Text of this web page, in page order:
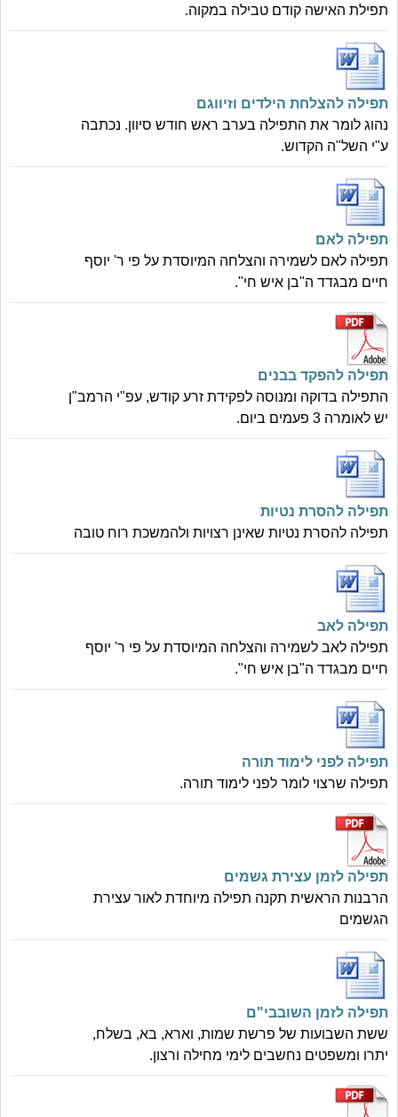
תפילת האישה קודם טבילה במקוה.
תפילה להצלחת הילדים וזיווגם
נהוג לומר את התפילה בערב ראש חודש סיוון. נכתבה
ע"י השל"ה הקדוש.
תפילה לאם
תפילה לאם לשמירה והצלחה המיוסדת על פי ר' יוסף
חיים מבגדד ה"בן איש חי".
תפילה להפקד בבנים
התפילה בדוקה ומנוסה לפקידת זרע קודש, עפ"י הרמב"ן
יש לאומרה 3 פעמים ביום.
תפילה להסרת נטיות
תפילה להסרת נטיות שאינן רצויות ולהמשכת רוח טובה
תפילה לאב
תפילה לאב לשמירה והצלחה המיוסדת על פי ר' יוסף
חיים מבגדד ה"בן איש חי".
תפילה לפני לימוד תורה
תפילה שרצוי לומר לפני לימוד תורה.
תפילה לזמן עצירת גשמים
הרבנות הראשית תקנה תפילה מיוחדת לאור עצירת
הגשמים
תפילה לזמן השובבי"ם
ששת השבועות של פרשת שמות, וארא, בא, בשלח,
יתרו ומשפטים נחשבים לימי מחילה ורצון.